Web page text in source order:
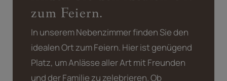
zum Feiern.
In unserem Nebenzimmer finden Sie den
idealen Ort zum Feiern. Hier ist genügend
Platz, um Anlässe aller Art mit Freunden
und der Familie zu zelebrieren. Ob